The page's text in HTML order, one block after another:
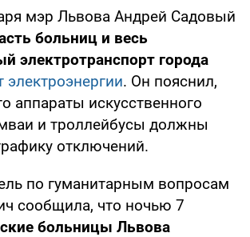
мэр Львова Андрей Садовый
больниц и весь
электротранспорт города
. Он пояснил,
аппараты искусственного
и троллейбусы должны
отключений.
по гуманитарным вопросам
сообщила, что ночью 7
больницы Львова